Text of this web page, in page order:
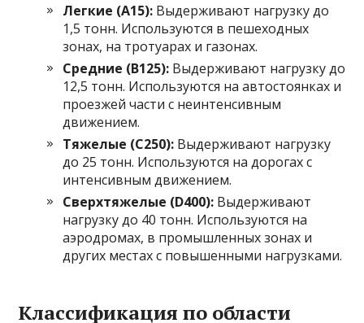
Легкие (А15): Выдерживают нагрузку до
1,5 тонн. Используются в пешеходных
зонах, на тротуарах и газонах.
Средние (В125): Выдерживают нагрузку до
12,5 тонн. Используются на автостоянках и
проезжей части с неинтенсивным
движением.
Тяжелые (С250): Выдерживают нагрузку
до 25 тонн. Используются на дорогах с
интенсивным движением.
Сверхтяжелые (D400): Выдерживают
нагрузку до 40 тонн. Используются на
аэродромах, в промышленных зонах и
других местах с повышенными нагрузками.
Классификация по области